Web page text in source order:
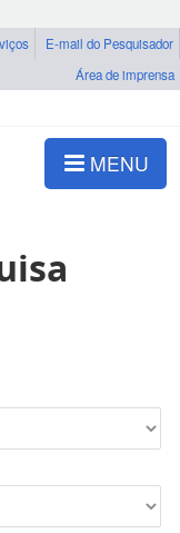
E-mail do Pesquisador
Área de imprensa
MENU